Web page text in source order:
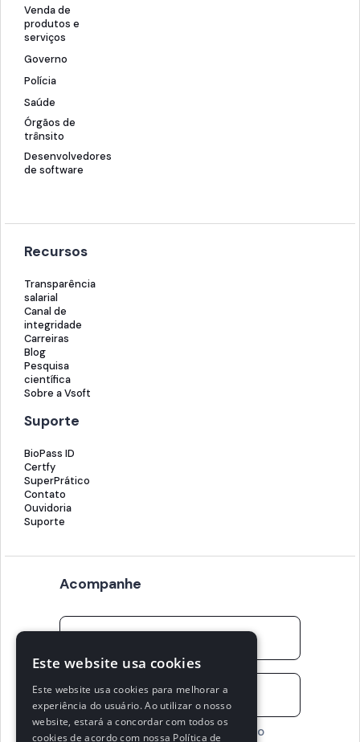
Venda de
produtos e
serviços
Governo
Polícia
Saúde
Órgãos de
trânsito
Desenvolvedores
de software
Recursos
Transparência
salarial
Canal de
integridade
Carreiras
Blog
Pesquisa
científica
Sobre a Vsoft
Suporte
BioPass ID
Certfy
SuperPrático
Contato
Ouvidoria
Suporte
Acompanhe
Concordo em receber conteúdo
Este website usa cookies
Este website usa cookies para melhorar a
experiência do usuário. Ao utilizar o nosso
website, estará a concordar com todos os
cookies de acordo com nossa Política de